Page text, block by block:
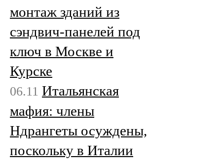
монтаж зданий из
сэндвич-панелей под
ключ в Москве и
Курске
06.11 Итальянская
мафия: члены
Ндрангеты осуждены,
поскольку в Италии